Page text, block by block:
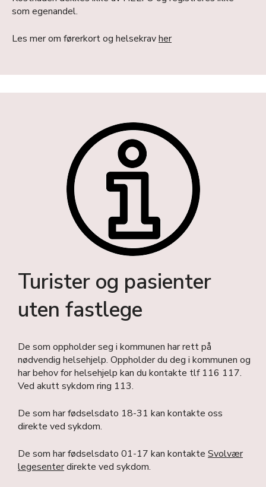
som egenandel.
Les mer om førerkort og helsekravher
Turister og pasienter
uten fastlege
De som oppholder seg i kommunen har rett på
nødvendig helsehjelp. Oppholder du deg i kommunen og
har behov for helsehjelp kan du kontakte tlf 116 117.
Ved akutt sykdom ring 113.
De som har fødselsdato 18-31 kan kontakte oss
direkte ved sykdom.
De som har fødselsdato 01-17 kan kontakte Svolvær
legesenterdirekte ved sykdom.